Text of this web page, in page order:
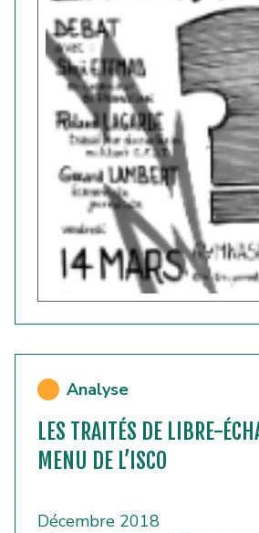
Analyse
LES TRAITÉS DE LIBRE-
MENU DE L’ISCO
Décembre 2018